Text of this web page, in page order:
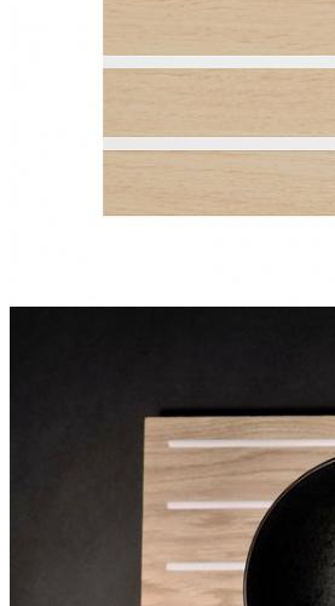
Купить в 1 клик
Лоток-вкладыш BLACKWOOD
противоскользящим покрытием
высокого ящика, ширина фасада
Лоток-вкладышBLACKWOOD LINE
ценит современный дизайн,